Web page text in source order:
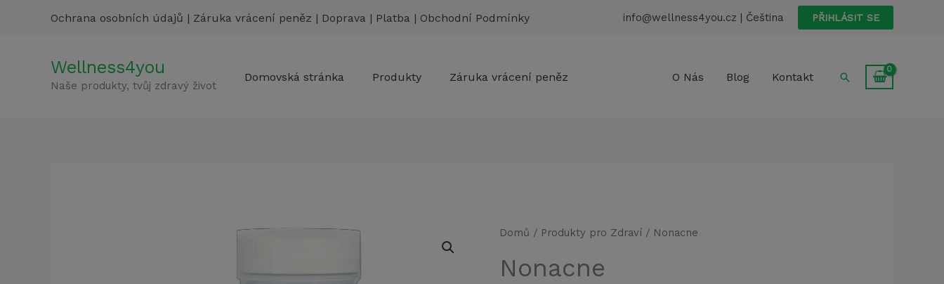
Ochrana osobních údajů | Záruka vrácení peněz | Doprava | Platba | Obchodní Podmínky info@wellness4you.cz | Čeština PŘIHLÁSIT SE
Wellness4you
Naše produkty, tvůj zdravý život
Domovská stránka Produkty Záruka vrácení peněz O Nás Blog Kontakt Hledat
Domů / Produkty pro Zdraví / Nonacne
Nonacne